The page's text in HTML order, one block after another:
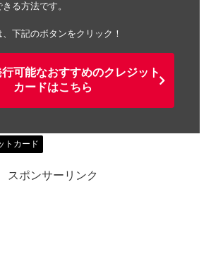
る方法です。
下記のボタンをクリック！
可能なおすすめのクレジット
カードはこちら
トカード
スポンサーリンク